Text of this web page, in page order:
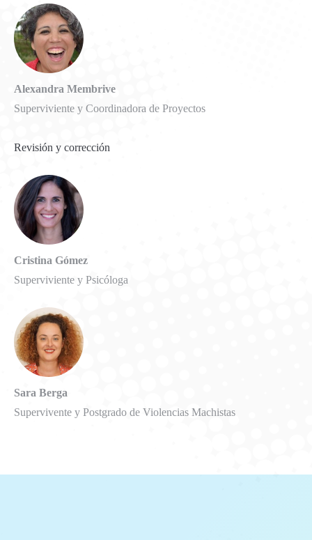
Alexandra Membrive
Superviviente y Coordinadora de Proyectos
Revisión y corrección
Cristina Gómez
Superviviente y Psicóloga
Sara Berga
Supervivente y Postgrado de Violencias Machistas